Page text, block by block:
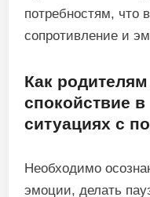
потребностям, что
сопротивление и
Как
спокойствие
ситуациях с
Необходимо
эмоции, делать